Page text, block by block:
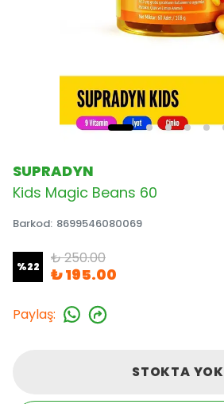
SUPRADYN
Kids Magic Beans 60
Barkod: 8699546080069
%22 ₺ 250.00
₺ 195.00
Paylaş:
STOKTA YOK